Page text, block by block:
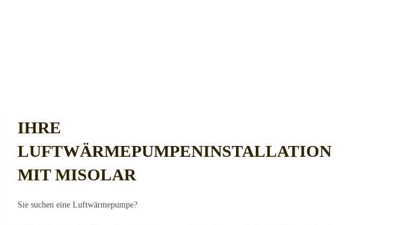
IHRE
LUFTWÄRMEPUMPENINSTALLATION
MIT MISOLAR
Sie suchen eine Luftwärmepumpe?